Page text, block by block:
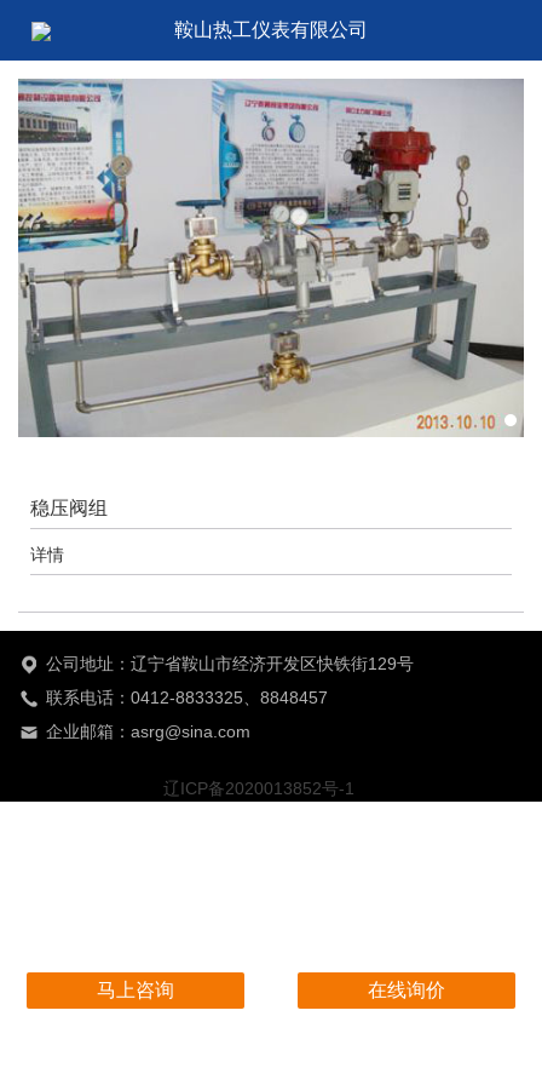
鞍山热工仪表有限公司
稳压阀组
详情
马上咨询 在线询价
公司地址：辽宁省鞍山市经济开发区快铁街129号
联系电话：0412-8833325、8848457
企业邮箱：asrg@sina.com
辽ICP备2020013852号-1